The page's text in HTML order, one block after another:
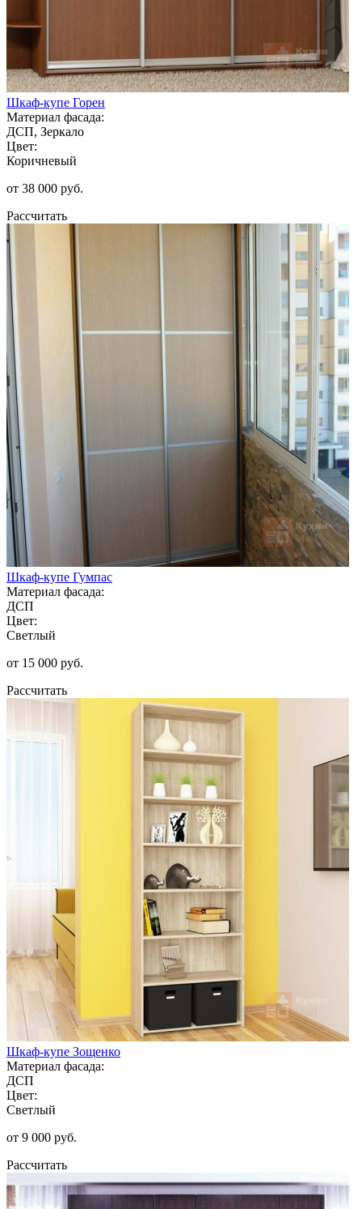
Шкаф-купе Горен
Материал фасада:
ДСП, Зеркало
Цвет:
Коричневый
от 38 000 руб.
Рассчитать
Шкаф-купе Гумпас
Материал фасада:
ДСП
Цвет:
Светлый
от 15 000 руб.
Рассчитать
Шкаф-купе Зощенко
Материал фасада:
ДСП
Цвет:
Светлый
от 9 000 руб.
Рассчитать